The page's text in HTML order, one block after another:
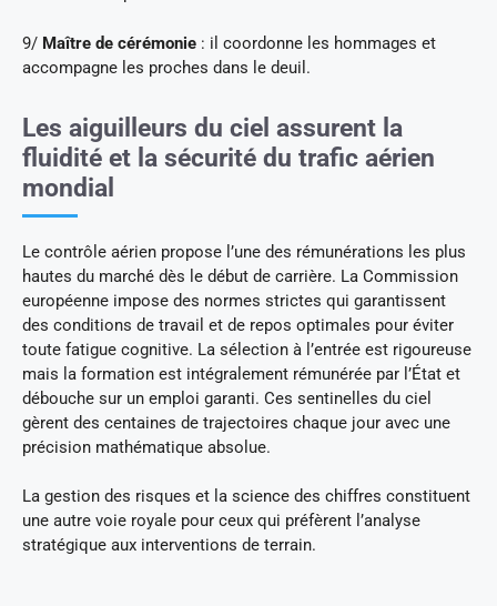
9/ Maître de cérémonie : il coordonne les hommages et
accompagne les proches dans le deuil.
Les aiguilleurs du ciel assurent la
fluidité et la sécurité du trafic aérien
mondial
Le contrôle aérien propose l’une des rémunérations les plus
hautes du marché dès le début de carrière. La Commission
européenne impose des normes strictes qui garantissent
des conditions de travail et de repos optimales pour éviter
toute fatigue cognitive. La sélection à l’entrée est rigoureuse
mais la formation est intégralement rémunérée par l’État et
débouche sur un emploi garanti. Ces sentinelles du ciel
gèrent des centaines de trajectoires chaque jour avec une
précision mathématique absolue.
La gestion des risques et la science des chiffres constituent
une autre voie royale pour ceux qui préfèrent l’analyse
stratégique aux interventions de terrain.